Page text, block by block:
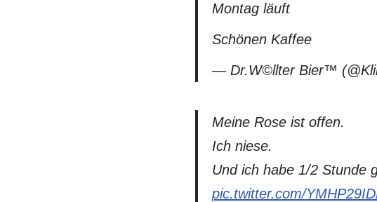
Montag läuft
Schönen Kaffee
— Dr.W©llter Bier™
Meine Rose ist offen.
Ich niese.
Und ich habe 1/2 Stunde
pic.twitter.com/